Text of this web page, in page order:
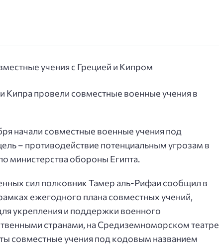
Кипра провели совместные военные учения в
начали совместные военные учения под
– противодействие потенциальным угрозам в
обороны Египта.
сил полковник Тамер аль-Рифаи сообщил в
ежегодного плана совместных учений,
укрепления и поддержки военного
странами, на Средиземноморском театре
совместные учения под кодовым названием